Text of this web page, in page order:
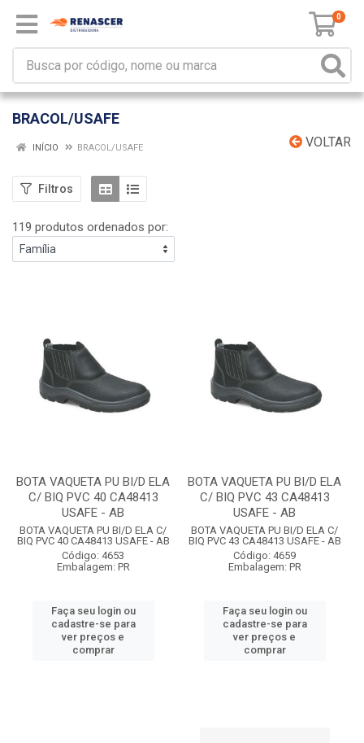
0
BRACOL/USAFE
VOLTAR
INÍCIO BRACOL/USAFE
Filtros
119 produtos ordenados por:
BOTA VAQUETA PU BI/D ELA
C/ BIQ PVC 40 CA48413
USAFE - AB
BOTA VAQUETA PU BI/D ELA C/
BIQ PVC 40 CA48413 USAFE - AB
Código: 4653
Embalagem: PR
Faça seu login ou
cadastre-se para
ver preços e
comprar
BOTA VAQUETA PU BI/D ELA
C/ BIQ PVC 43 CA48413
USAFE - AB
BOTA VAQUETA PU BI/D ELA C/
BIQ PVC 43 CA48413 USAFE - AB
Código: 4659
Embalagem: PR
Faça seu login ou
cadastre-se para
ver preços e
comprar